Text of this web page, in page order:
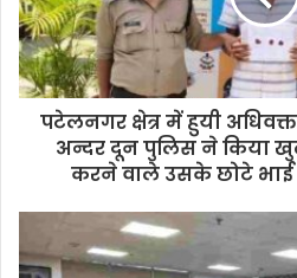
पटेलनगर क्षेत्र में हुयी
अन्दर दून पुलिस ने किया
करने वाले उसके छोटे भाई